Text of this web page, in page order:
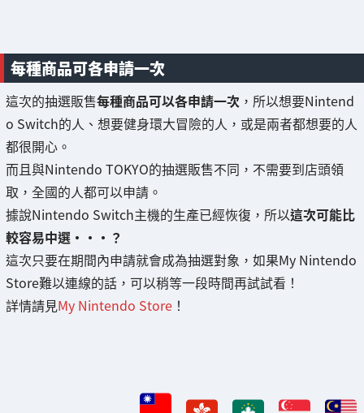
每種商品可各申請一次
這次的抽選販售每種商品可以各申請一次 ，所以想要Nintend
o Switch的人、想要健身環大冒險的人，或是兩者都想要的人
都很開心。
而且與Nintendo TOKYO的抽選販售不同，不需要到店頭領
取，全國的人都可以申請。
據說Nintendo Switch主機的生產已經恢復，所以這次可能比
較容易中選・・・？
這次只要在期間內申請就會成為抽選對象，如果My Nintendo
Store難以連線的話，可以稍等一段時間再試試看！
詳情請見My Nintendo Store ！